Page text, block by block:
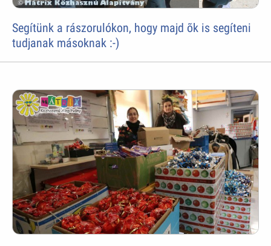
Segítünk a rászorulókon, hogy majd õk is segíteni
tudjanak másoknak :-)